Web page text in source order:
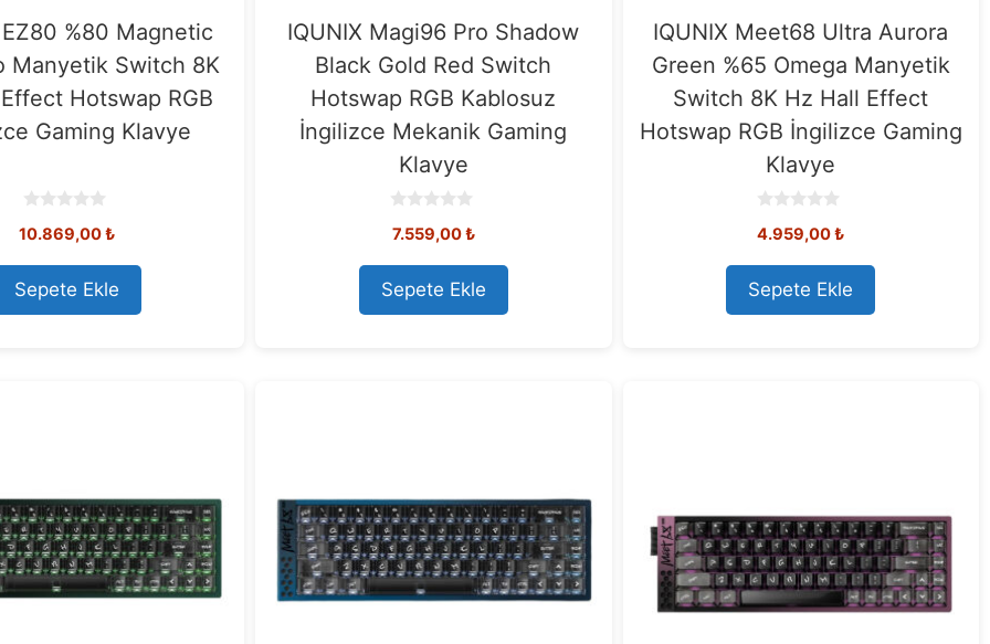
EZ80 %80 Magnetic
Manyetik Switch 8K
Hotswap RGB
Gaming Klavye
o
t
o
f
5
10.869,00₺
Sepete Ekle
IQUNIX Magi96 Pro Shadow
Black Gold Red Switch
Hotswap RGB Kablosuz
İngilizce Mekanik Gaming
Klavye
o
t
o
f
5
7.559,00₺
Sepete Ekle
IQUNIX Meet68 Ultra Aurora
Green %65 Omega Manyetik
Switch 8K Hz Hall Effect
Hotswap RGB İngilizce Gaming
Klavye
o
t
o
f
5
4.959,00₺
Sepete Ekle